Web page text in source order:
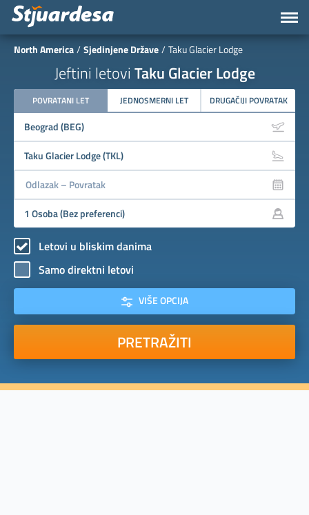
North America Sjedinjene Države Taku Glacier Lodge
Jeftini letovi Taku Glacier Lodge
POVRATANI LET JEDNOSMERNI LET DRUGAČIJI POVRATAK
Letovi u bliskim danima
Samo direktni letovi
VIŠE OPCIJA
PRETRAŽITI